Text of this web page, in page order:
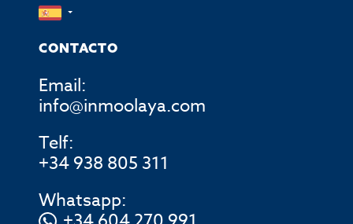
CONTACTO
Email:
info@inmoolaya.com
Telf:
+34 938 805 311
Whatsapp: